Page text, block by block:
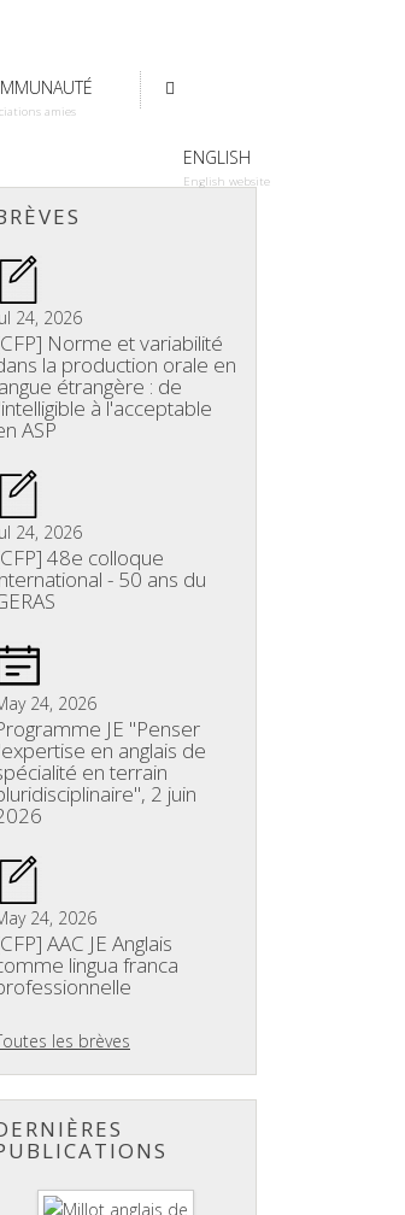
amies
ENGLISH
English website
24, 2026
Norme et variabilité
la production orale en
étrangère : de
à l'acceptable
ASP
24, 2026
48e colloque
- 50 ans du
24, 2026
JE "Penser
en anglais de
en terrain
2 juin
24, 2026
AAC JE Anglais
lingua franca
les brèves